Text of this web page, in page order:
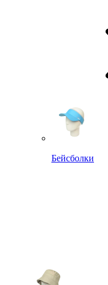
Бейсболки